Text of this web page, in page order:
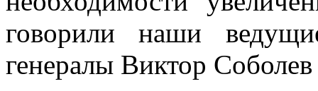
говорили наши
генералы Виктор